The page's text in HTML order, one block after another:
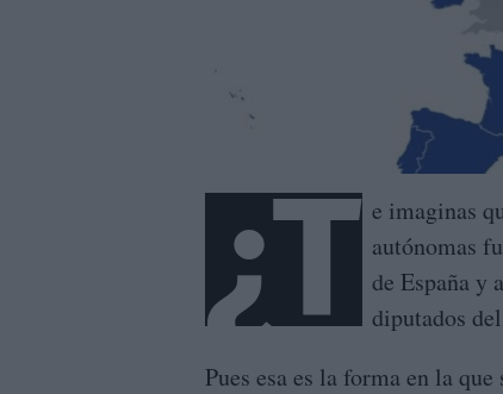
¿T e imaginas
autónomas
de España y
diputados
Pues esa es la forma en la